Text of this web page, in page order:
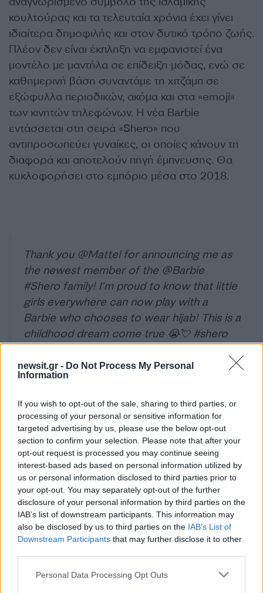
newsit.gr - Do Not Process My Personal
Information
If you wish to opt-out of the sale, sharing to third parties, or
processing of your personal or sensitive information for
targeted advertising by us, please use the below opt-out
section to confirm your selection. Please note that after your
opt-out request is processed you may continue seeing
interest-based ads based on personal information utilized by
us or personal information disclosed to third parties prior to
your opt-out. You may separately opt-out of the further
disclosure of your personal information by third parties on the
IAB’s list of downstream participants. This information may
also be disclosed by us to third parties on the IAB’s List of
Downstream Participants that may further disclose it to other
Please note that this website/app uses one or more Google
Personal Data Processing Opt Outs
κουλτούρας και τα τελευταία χρόνια έχει γίνει
ιδιαίτερα δημοφιλής και στον δυτικό τρόπο ζωής.
Πλέον δεν είναι έκπληξη να εμφανιστεί ένα
μοντέλο με μαντήλα σε επίδειξη μόδας, ενώ σε
καθημερινή βάση συναντάμε τη χιτζάμπ σε
εξώφυλλα περιοδικών, ακόμα και στα «emoji»
των κινητών τηλεφώνων. Η νέα Barbie
εντάσσεται στη σειρά «Shero» που
αντιπροσωπεύει γυναίκες, οι οποίες κάνουν τη
διαφορά και αποτελούν πηγή έμπνευσης. Θα
κυκλοφορήσει στο εμπόριο μέσα στο 2018.
Thank you @Mattelfor announcing me as
the newest member of the @Barbie
#Shero family! I’m proud to know that little
girls everywhere can now play with a
Barbie who chooses to wear hijab! This is a
childhood dream come true 😭💘 #shero
— Ibtihaj Muhammad (@IbtihajMuhammad)
ΔΙΑΦΗΜΙΣΗ